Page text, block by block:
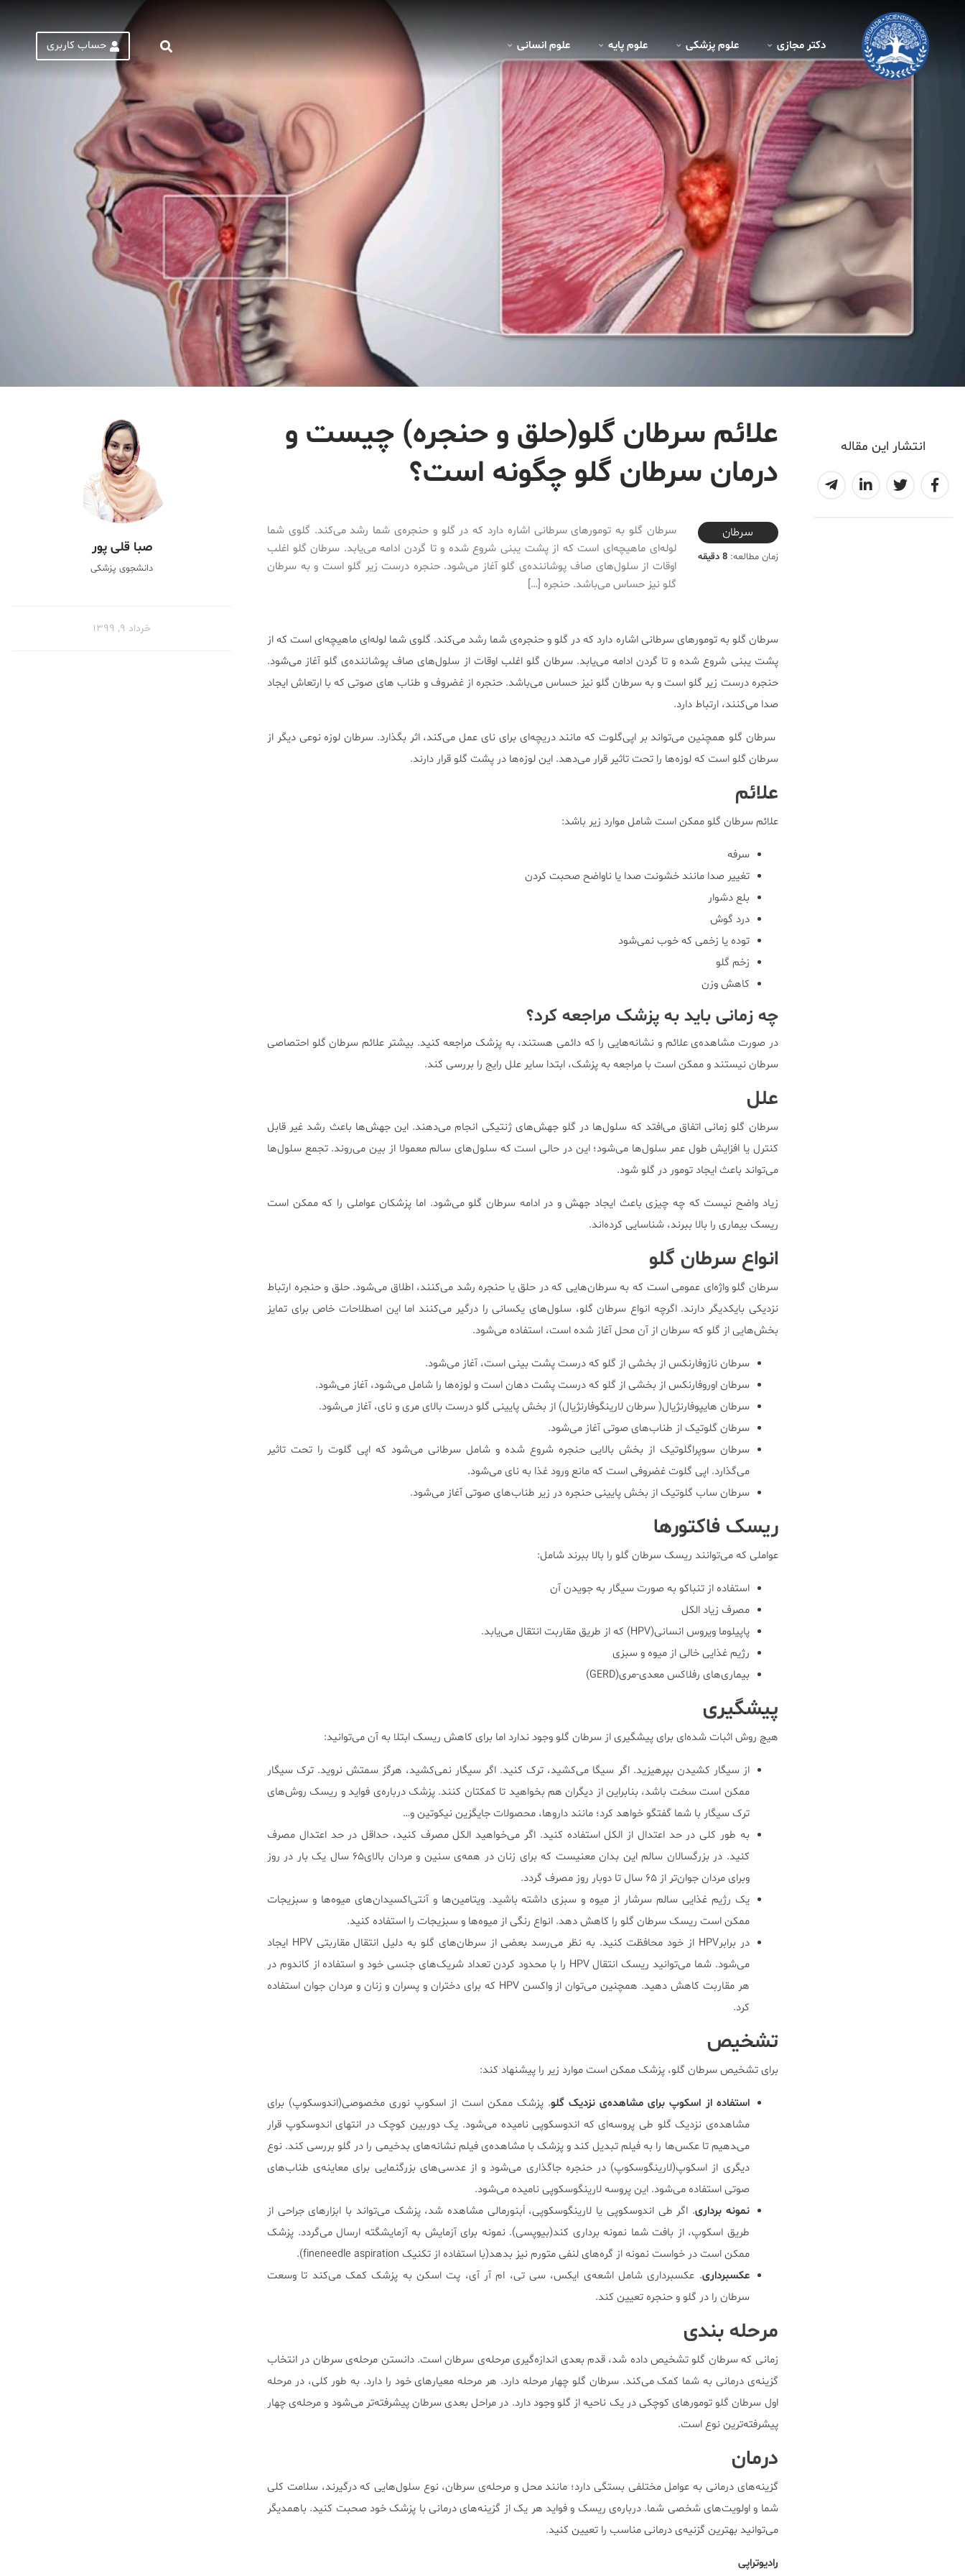
دکتر مجازی علوم پزشکی علوم پايه علوم انسانی حساب کاربری
انتشار این مقاله
علائم سرطان گلو(حلق و حنجره) چیست و
درمان سرطان گلو چگونه است؟
2020-05-29T12:49:03+04:30
سرطان
زمان مطالعه:8 دقیقه
سرطان گلو به تومورهای سرطانی اشاره دارد که در گلو و حنجره‌ی شما رشد می‌کند. گلوی شما
لوله‌ای ماهیچه‌ای است که از پشت یبنی شروع شده و تا گردن ادامه می‌یابد. سرطان گلو اغلب
اوقات از سلول‌های صاف پوشاننده‌ی گلو آغاز می‌شود. حنجره درست زیر گلو است و به سرطان
گلو نیز حساس می‌باشد. حنجره […]
سرطان گلو به تومورهای سرطانی اشاره دارد که در گلو و حنجره‌ی شما رشد می‌کند. گلوی شما لوله‌ای ماهیچه‌ای است که از
پشت یبنی شروع شده و تا گردن ادامه می‌یابد. سرطان گلو اغلب اوقات از سلول‌های صاف پوشاننده‌ی گلو آغاز می‌شود.
حنجره درست زیر گلو است و به سرطان گلو نیز حساس می‌باشد. حنجره از غضروف و طناب های صوتی که با ارتعاش ایجاد
صدا می‌کنند، ارتباط دارد.
سرطان گلو همچنین می‌تواند بر اپی‌گلوت که مانند دریچه‌ای برای نای عمل می‌کند، اثر بگذارد. سرطان لوزه نوعی دیگر از
سرطان گلو است که لوزه‌ها را تحت تاثیر قرار می‌دهد. این لوزه‌ها در پشت گلو قرار دارند.
علائم
علائم سرطان گلو ممکن است شامل موارد زیر باشد:
سرفه
تغییر صدا مانند خشونت صدا یا ناواضح صحبت کردن
بلع دشوار
درد گوش
توده یا زخمی که خوب نمی‌شود
زخم گلو
کاهش وزن
چه زمانی باید به پزشک مراجعه کرد؟
در صورت مشاهده‌ی علائم و نشانه‌هایی را که دائمی هستند، به پزشک مراجعه کنید. بیشتر علائم سرطان گلو احتصاصی
سرطان نیستند و ممکن است با مراجعه به پزشک، ابتدا سایر علل رایج را بررسی کند.
علل
سرطان گلو زمانی اتفاق می‌افتد که سلول‌ها در گلو جهش‌های ژنتیکی انجام می‌دهند. این جهش‌ها باعث رشد غیر قابل
کنترل یا افزایش طول عمر سلول‌ها می‌شود؛ این در حالی است که سلول‌های سالم معمولا از بین می‌روند. تجمع سلول‌ها
می‌تواند باعث ایجاد تومور در گلو شود.
زیاد واضح نیست که چه چیزی باعث ایجاد جهش و در ادامه سرطان گلو می‌شود. اما پزشکان عواملی را که ممکن است
ریسک بیماری را بالا ببرند، شناسایی کرده‌اند.
انواع سرطان گلو
سرطان گلو واژه‌ای عمومی است که به سرطان‌هایی که در حلق یا حنجره رشد می‌کنند، اطلاق می‌شود. حلق و حنجره ارتباط
نزدیکی بایکدیگر دارند. اگرچه انواع سرطان گلو، سلول‌های یکسانی را درگیر می‌کنند اما این اصطلاحات خاص برای تمایز
بخش‌هایی از گلو که سرطان از آن محل آغاز شده است، استفاده می‌شود.
سرطان نازوفارنکس از بخشی از گلو که درست پشت بینی است، آغاز می‌شود.
سرطان اوروفارنکس از بخشی از گلو که درست پشت دهان است و لوزه‌ها را شامل می‌شود، آغاز می‌شود.
سرطان هایپوفارنژیال( سرطان لارینگوفارنژیال) از بخش پایینی گلو درست بالای مری و نای، آغاز می‌شود.
سرطان گلوتیک از طناب‌های صوتی آغاز می‌شود.
سرطان سوپراگلوتیک از بخش بالایی حنجره شروع شده و شامل سرطانی می‌شود که اپی گلوت را تحت تاثیر
می‌گذارد. اپی گلوت غضروفی است که مانع ورود غذا به نای می‌شود.
سرطان ساب گلوتیک از بخش پایینی حنجره در زیر طناب‌های صوتی آغاز می‌شود.
ریسک فاکتورها
عواملی که می‌توانند ریسک سرطان گلو را بالا ببرند شامل:
استفاده از تنباکو به صورت سیگار به جویدن آن
مصرف زیاد الکل
پاپیلوما ویروس انسانی(HPV) که از طریق مقاربت انتقال می‌یابد.
رژیم غذایی خالی از میوه و سبزی
بیماری‌های رفلاکس معدی-مری(GERD)
پیشگیری
هیچ روش اثبات شده‌ای برای پیشگیری از سرطان گلو وجود ندارد اما برای کاهش ریسک ابتلا به آن می‌توانید:
از سیگار کشیدن بپرهیزید. اگر سیگا می‌کشید، ترک کنید. اگر سیگار نمی‌کشید، هرگز سمتش نروید. ترک سیگار
ممکن است سخت باشد، بنابراین از دیگران هم بخواهید تا کمکتان کنند. پزشک درباره‌ی فواید و ریسک‌ روش‌های
ترک سیگار با شما گفتگو خواهد کرد؛ مانند داروها، محصولات جایگزین نیکوتین و…
به طور کلی در حد اعتدال از الکل استفاده کنید. اگر می‌خواهید الکل مصرف کنید، حداقل در حد اعتدال مصرف
کنید. در بزرگسالان سالم این بدان معنیست که برای زنان در همه‌ی سنین و مردان بالای۶۵ سال یک بار در روز
وبرای مردان جوان‌تر از ۶۵ سال تا دوبار روز مصرف گردد.
یک رژیم غذایی سالم سرشار از میوه و سبزی داشته باشید. ویتامین‌ها و آنتی‌اکسیدان‌های میوه‌ها و سبزیجات
ممکن است ریسک سرطان گلو را کاهش دهد. انواع رنگی از میوه‌ها و سبزیجات را استفاده کنید.
در برابرHPV از خود محافظت کنید. به نظر می‌رسد بعضی از سرطان‌های گلو به دلیل انتقال مقاربتی HPV ایجاد
می‌شود. شما می‌توانید ریسک انتقال HPV را با محدود کردن تعداد شریک‌های جنسی خود و استفاده از کاندوم در
هر مقاربت کاهش دهید. همچنین می‌توان از واکسن HPV که برای دختران و پسران و زنان و مردان جوان استفاده
کرد.
تشخیص
برای تشخیص سرطان گلو، پزشک ممکن است موارد زیر را پیشنهاد کند:
استفاده از اسکوپ برای مشاهده‌ی نزدیک گلو. پزشک ممکن است از اسکوپ نوری مخصوصی(اندوسکوپ) برای
مشاهده‌ی نزدیک گلو طی پروسه‌ای که اندوسکوپی نامیده می‌شود. یک دوربین کوچک در انتهای اندوسکوپ قرار
می‌‍دهیم تا عکس‌ها را به فیلم تبدیل کند و پزشک با مشاهده‌ی فیلم نشانه‌های بدخیمی را در گلو بررسی کند. نوع
دیگری از اسکوپ(لارینگوسکوپ) در حنجره جاگذاری می‌شود و از عدسی‌های بزرگنمایی برای معاینه‌ی طناب‌های
صوتی استفاده می‌شود. این پروسه لارینگوسکوپی نامیده می‌شود.
نمونه برداری. اگر طی اندوسکوپی یا لارینگوسکوپی، اَبنورمالی مشاهده شد، پزشک می‌تواند با ابزارهای جراحی از
طریق اسکوپ، از بافت شما نمونه برداری کند(بیوپسی). نمونه برای آزمایش به آزمایشگته ارسال می‌گردد. پزشک
ممکن است در خواست نمونه از گره‌های لنفی متورم نیز بدهد(با استفاده از تکنیک fineneedle aspiration).
عکسبرداری. عکسبرداری شامل اشعه‌ی ایکس، سی تی، ام آر آی، پت اسکن به پزشک کمک می‌کند تا وسعت
سرطان را در گلو و حنجره تعیین کند.
مرحله بندی
زمانی که سرطان گلو تشخیص داده شد، قدم بعدی اندازه‌گیری مرحله‌ی سرطان است. دانستن مرحله‌ی سرطان در انتخاب
گزینه‌ی درمانی به شما کمک می‌کند. سرطان گلو چهار مرحله دارد. هر مرحله معیارهای خود را دارد. به طور کلی، در مرحله
اول سرطان گلو تومورهای کوچکی در یک ناحیه از گلو وجود دارد. در مراحل بعدی سرطان پیشرفته‌تر می‌شود و مرحله‌ی چهار
پیشرفته‌ترین نوع است.
درمان
گزینه‌های درمانی به عوامل مختلفی بستگی دارد؛ مانند محل و مرحله‌ی سرطان، نوع سلول‌هایی که درگیرند، سلامت کلی
شما و اولویت‌های شخصی شما. درباره‌ی ریسک و فواید هر یک از گزینه‌های درمانی با پزشک خود صحبت کنید. باهمدیگر
می‌توانید بهترین گزنیه‌ی درمانی مناسب را تعیین کنید.
رادیوتراپی
صبا قلی پور
دانشجوی پزشکی
خرداد ۹, ۱۳۹۹